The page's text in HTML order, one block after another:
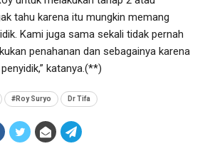
tahu karena itu mungkin memang
Kami juga sama sekali tidak pernah
penahanan dan sebagainya karena
katanya.(**)
#Roy Suryo Dr Tifa